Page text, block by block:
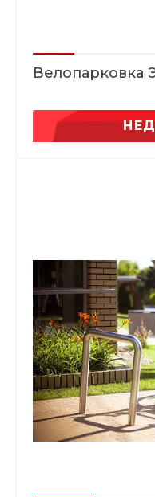
Велопарковка